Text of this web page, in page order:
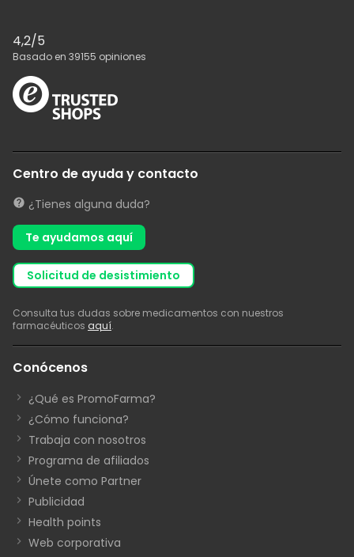
4,2/5
Basado en 39155 opiniones
Centro de ayuda y contacto
¿Tienes alguna duda?
Te ayudamos aquí
solicitud de desistimiento
Consulta tus dudas sobre medicamentos con nuestros
farmacéuticos aquí.
Conócenos
¿Qué es PromoFarma?
¿Cómo funciona?
Trabaja con nosotros
Programa de afiliados
Únete como Partner
Publicidad
Health points
Web corporativa